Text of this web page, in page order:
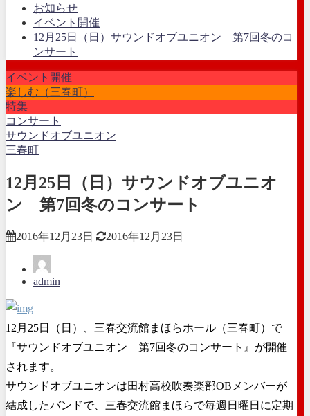
お知らせ
イベント開催
12月25日（日）サウンドオブユニオン 第7回冬のコ
ンサート
イベント開催
楽しむ（三春町）
特集
コンサート
サウンドオブユニオン
三春町
12月25日（日）サウンドオブユニオ
ン 第7回冬のコンサート
2016年12月23日 2016年12月23日
admin
12月25日（日）、三春交流館まほらホール（三春町）で
『サウンドオブユニオン 第7回冬のコンサート』が開催
されます。
サウンドオブユニオンは田村高校吹奏楽部OBメンバーが
結成したバンドで、三春交流館まほらで毎週日曜日に定期